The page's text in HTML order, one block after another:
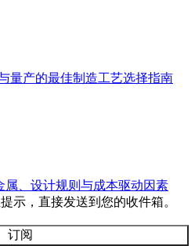
量产的最佳制造工艺选择指南
属、设计规则与成本驱动因素
示，直接发送到您的收件箱。
订阅